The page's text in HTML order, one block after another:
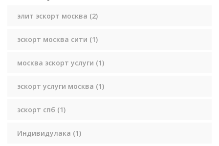
элит эскорт москва (2)
эскорт москва сити (1)
москва эскорт услуги (1)
эскорт услуги москва (1)
эскорт спб (1)
Индивидулака (1)